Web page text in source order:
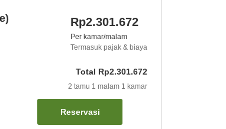
Rp2.301.672
Per kamar/malam
Termasuk pajak & biaya
Total Rp2.301.672
2 tamu 1 malam 1 kamar
Reservasi